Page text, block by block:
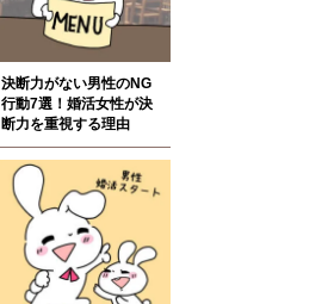
決断力がない男性のNG
行動7選！婚活女性が決
断力を重視する理由